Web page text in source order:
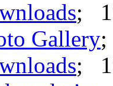
;
Gallery
;